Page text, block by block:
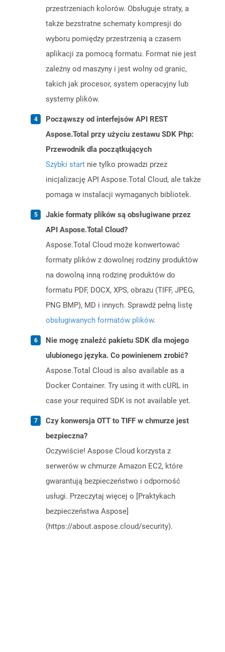
przestrzeniach kolorów. Obsługuje straty, a
także bezstratne schematy kompresji do
wyboru pomiędzy przestrzenią a czasem
aplikacji za pomocą formatu. Format nie jest
zależny od maszyny i jest wolny od granic,
takich jak procesor, system operacyjny lub
systemy plików.
Począwszy od interfejsów API REST
Aspose.Total przy użyciu zestawu SDK Php:
Przewodnik dla początkujących
Szybki start nie tylko prowadzi przez
inicjalizację API Aspose.Total Cloud, ale także
pomaga w instalacji wymaganych bibliotek.
Jakie formaty plików są obsługiwane przez
API Aspose.Total Cloud?
Aspose.Total Cloud może konwertować
formaty plików z dowolnej rodziny produktów
na dowolną inną rodzinę produktów do
formatu PDF, DOCX, XPS, obrazu (TIFF, JPEG,
PNG BMP), MD i innych. Sprawdź pełną listę
obsługiwanych formatów plików.
Nie mogę znaleźć pakietu SDK dla mojego
ulubionego języka. Co powinienem zrobić?
Aspose.Total Cloud is also available as a
Docker Container. Try using it with cURL in
case your required SDK is not available yet.
Czy konwersja OTT to TIFF w chmurze jest
bezpieczna?
Oczywiście! Aspose Cloud korzysta z
serwerów w chmurze Amazon EC2, które
gwarantują bezpieczeństwo i odporność
usługi. Przeczytaj więcej o [Praktykach
bezpieczeństwa Aspose]
(https://about.aspose.cloud/security).